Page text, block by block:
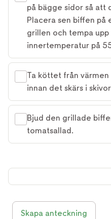
på bägge sidor så att
Placera sen biffen på
grillen och tempa
innertemperatur på
Ta köttet från
innan det skärs i
Bjud den grillade
tomatsallad.
Skapa anteckning